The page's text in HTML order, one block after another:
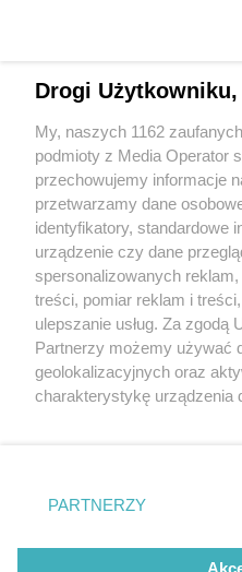
Wydawca mediów lokalnych
Nie zapomnij
zapoznać się z:
polityką prywatności
Twojemiasto
Piekary Śląskie
Chorzów
Tarnowskie Góry
Gliwice
Drogi Użytkowniku,
My, naszych 1162
podmioty z Media Operator
przechowujemy informacje
przetwarzamy dane
identyfikatory, standardowe
urządzenie czy dane
spersonalizowanych
treści, pomiar reklam i
ulepszanie usług. Za zgodą
Partnerzy możemy używać
geolokalizacyjnych oraz
charakterystykę urządzenia
zmienić/wycofać klikając
znajdujący się w lewym
rodzaje przetwarzania
użytkownika, ale masz
PARTNERZY